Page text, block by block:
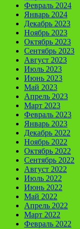
Февраль 2024
Январь 2024
Декабрь 2023
Ноябрь 2023
Октябрь 2023
Сентябрь 2023
Август 2023
Июль 2023
Июнь 2023
Май 2023
Апрель 2023
Март 2023
Февраль 2023
Январь 2023
Декабрь 2022
Ноябрь 2022
Октябрь 2022
Сентябрь 2022
Август 2022
Июль 2022
Июнь 2022
Май 2022
Апрель 2022
Март 2022
Февраль 2022